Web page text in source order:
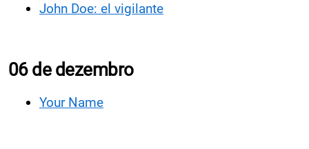
John Doe: el vigilante
06 de dezembro
Your Name